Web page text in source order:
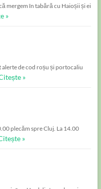
mergem în tabără cu Haioșii și ei
»
alerte de cod roșu și portocaliu
»
plecăm spre Cluj. La 14.00
»